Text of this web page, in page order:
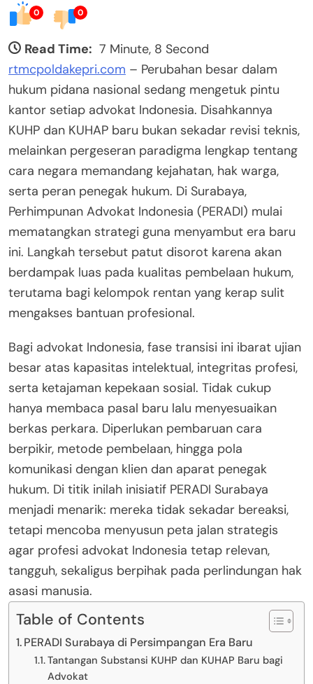
0 0
Read Time: 7 Minute, 8 Second
rtmcpoldakepri.com – Perubahan besar dalam
hukum pidana nasional sedang mengetuk pintu
kantor setiap advokat Indonesia. Disahkannya
KUHP dan KUHAP baru bukan sekadar revisi teknis,
melainkan pergeseran paradigma lengkap tentang
cara negara memandang kejahatan, hak warga,
serta peran penegak hukum. Di Surabaya,
Perhimpunan Advokat Indonesia (PERADI) mulai
mematangkan strategi guna menyambut era baru
ini. Langkah tersebut patut disorot karena akan
berdampak luas pada kualitas pembelaan hukum,
terutama bagi kelompok rentan yang kerap sulit
mengakses bantuan profesional.
Bagi advokat Indonesia, fase transisi ini ibarat ujian
besar atas kapasitas intelektual, integritas profesi,
serta ketajaman kepekaan sosial. Tidak cukup
hanya membaca pasal baru lalu menyesuaikan
berkas perkara. Diperlukan pembaruan cara
berpikir, metode pembelaan, hingga pola
komunikasi dengan klien dan aparat penegak
hukum. Di titik inilah inisiatif PERADI Surabaya
menjadi menarik: mereka tidak sekadar bereaksi,
tetapi mencoba menyusun peta jalan strategis
agar profesi advokat Indonesia tetap relevan,
tangguh, sekaligus berpihak pada perlindungan hak
asasi manusia.
Table of Contents
PERADI Surabaya di Persimpangan Era Baru
Tantangan Substansi KUHP dan KUHAP Baru bagi
Advokat